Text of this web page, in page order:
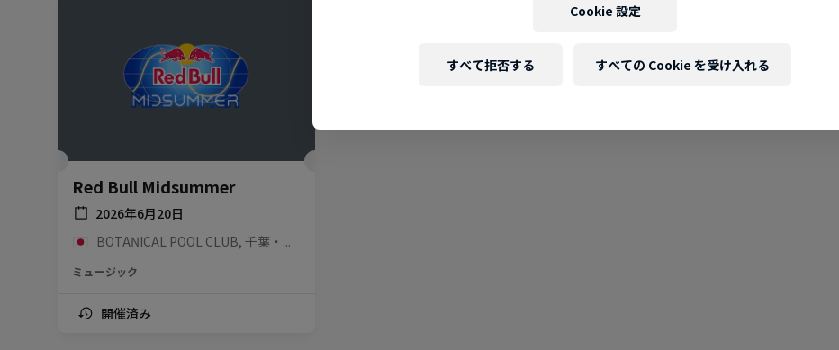
Red Bull Midsummer
2026年6月20日
BOTANICAL POOL CLUB, 千葉・内房, 日本
ミュージック
開催済み
Cookie 設定
すべて拒否する すべての Cookie を受け入れる